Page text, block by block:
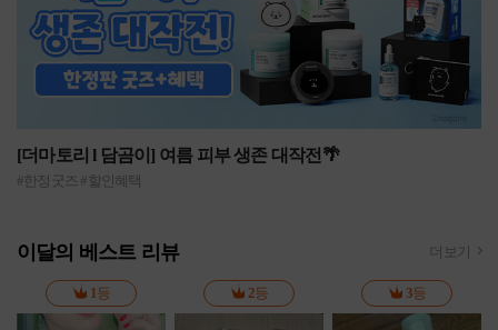
[더마토리 l 담곰이] 여름 피부 생존 대작전🌴
#한정굿즈 #할인혜택
이달의 베스트 리뷰 더보기
1 등 2등 3등